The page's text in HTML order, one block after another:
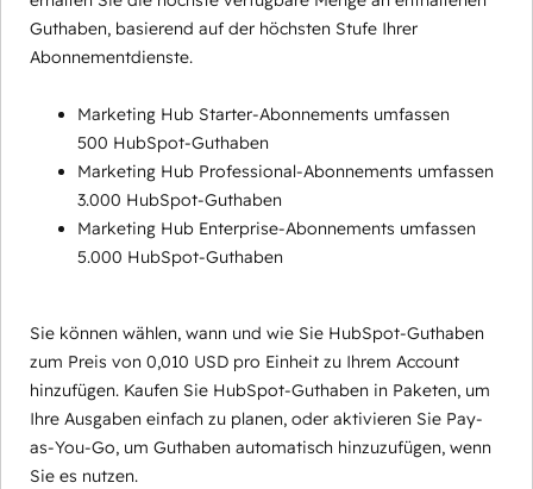
Guthaben, basierend auf der höchsten Stufe Ihrer
Abonnementdienste.
Marketing Hub Starter-Abonnements umfassen
500 HubSpot-Guthaben
Marketing Hub Professional-Abonnements umfassen
3.000 HubSpot-Guthaben
Marketing Hub Enterprise-Abonnements umfassen
5.000 HubSpot-Guthaben
Sie können wählen, wann und wie Sie HubSpot-Guthaben
zum Preis von 0,010 USD pro Einheit zu Ihrem Account
hinzufügen. Kaufen Sie HubSpot-Guthaben in Paketen, um
Ihre Ausgaben einfach zu planen, oder aktivieren Sie Pay-
as-You-Go, um Guthaben automatisch hinzuzufügen, wenn
Sie es nutzen.